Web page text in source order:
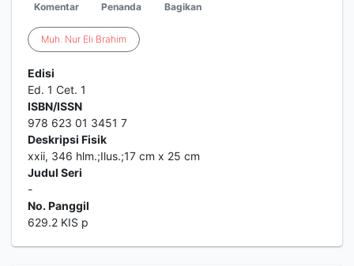
Komentar Penanda Bagikan
Muh. Nur Eli Brahim
Edisi
Ed. 1 Cet. 1
ISBN/ISSN
978 623 01 3451 7
Deskripsi Fisik
xxii, 346 hlm.;Ilus.;17 cm x 25 cm
Judul Seri
-
No. Panggil
629.2 KIS p